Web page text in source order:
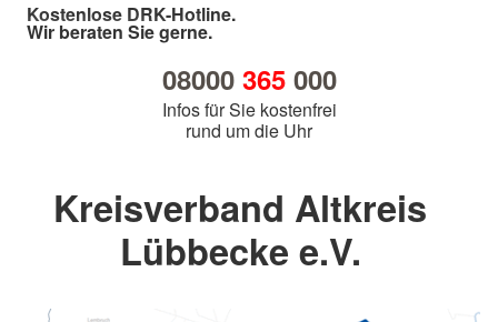
Kostenlose DRK-Hotline.
Wir beraten Sie gerne.
08000 365000
Infos für Sie kostenfrei
rund um die Uhr
Kreisverband Altkreis
Lübbecke e.V.